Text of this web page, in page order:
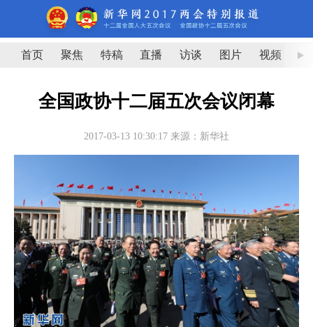
首页 聚焦 特稿 直播 访谈 图片 视频 图
全国政协十二届五次会议闭幕
2017-03-13 10:30:17 来源：新华社